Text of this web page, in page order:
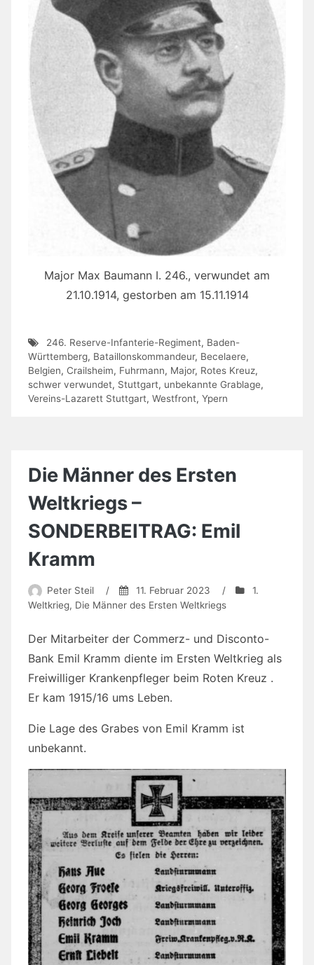
Major Max Baumann I. 246., verwundet am
21.10.1914, gestorben am 15.11.1914
246. Reserve-Infanterie-Regiment, Baden-
Württemberg, Bataillonskommandeur, Becelaere,
Belgien, Crailsheim, Fuhrmann, Major, Rotes Kreuz,
schwer verwundet, Stuttgart, unbekannte Grablage,
Vereins-Lazarett Stuttgart, Westfront, Ypern
Die Männer des Ersten
Weltkriegs –
SONDERBEITRAG: Emil
Kramm
Peter Steil / 11. Februar 2023 /
1.
Weltkrieg, Die Männer des Ersten Weltkriegs
Der Mitarbeiter der Commerz- und Disconto-
Bank Emil Kramm diente im Ersten Weltkrieg als
Freiwilliger Krankenpfleger beim Roten Kreuz .
Er kam 1915/16 ums Leben.
Die Lage des Grabes von Emil Kramm ist
unbekannt.